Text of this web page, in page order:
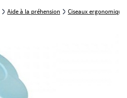
Aide à la préhension Ciseaux ergonomiques